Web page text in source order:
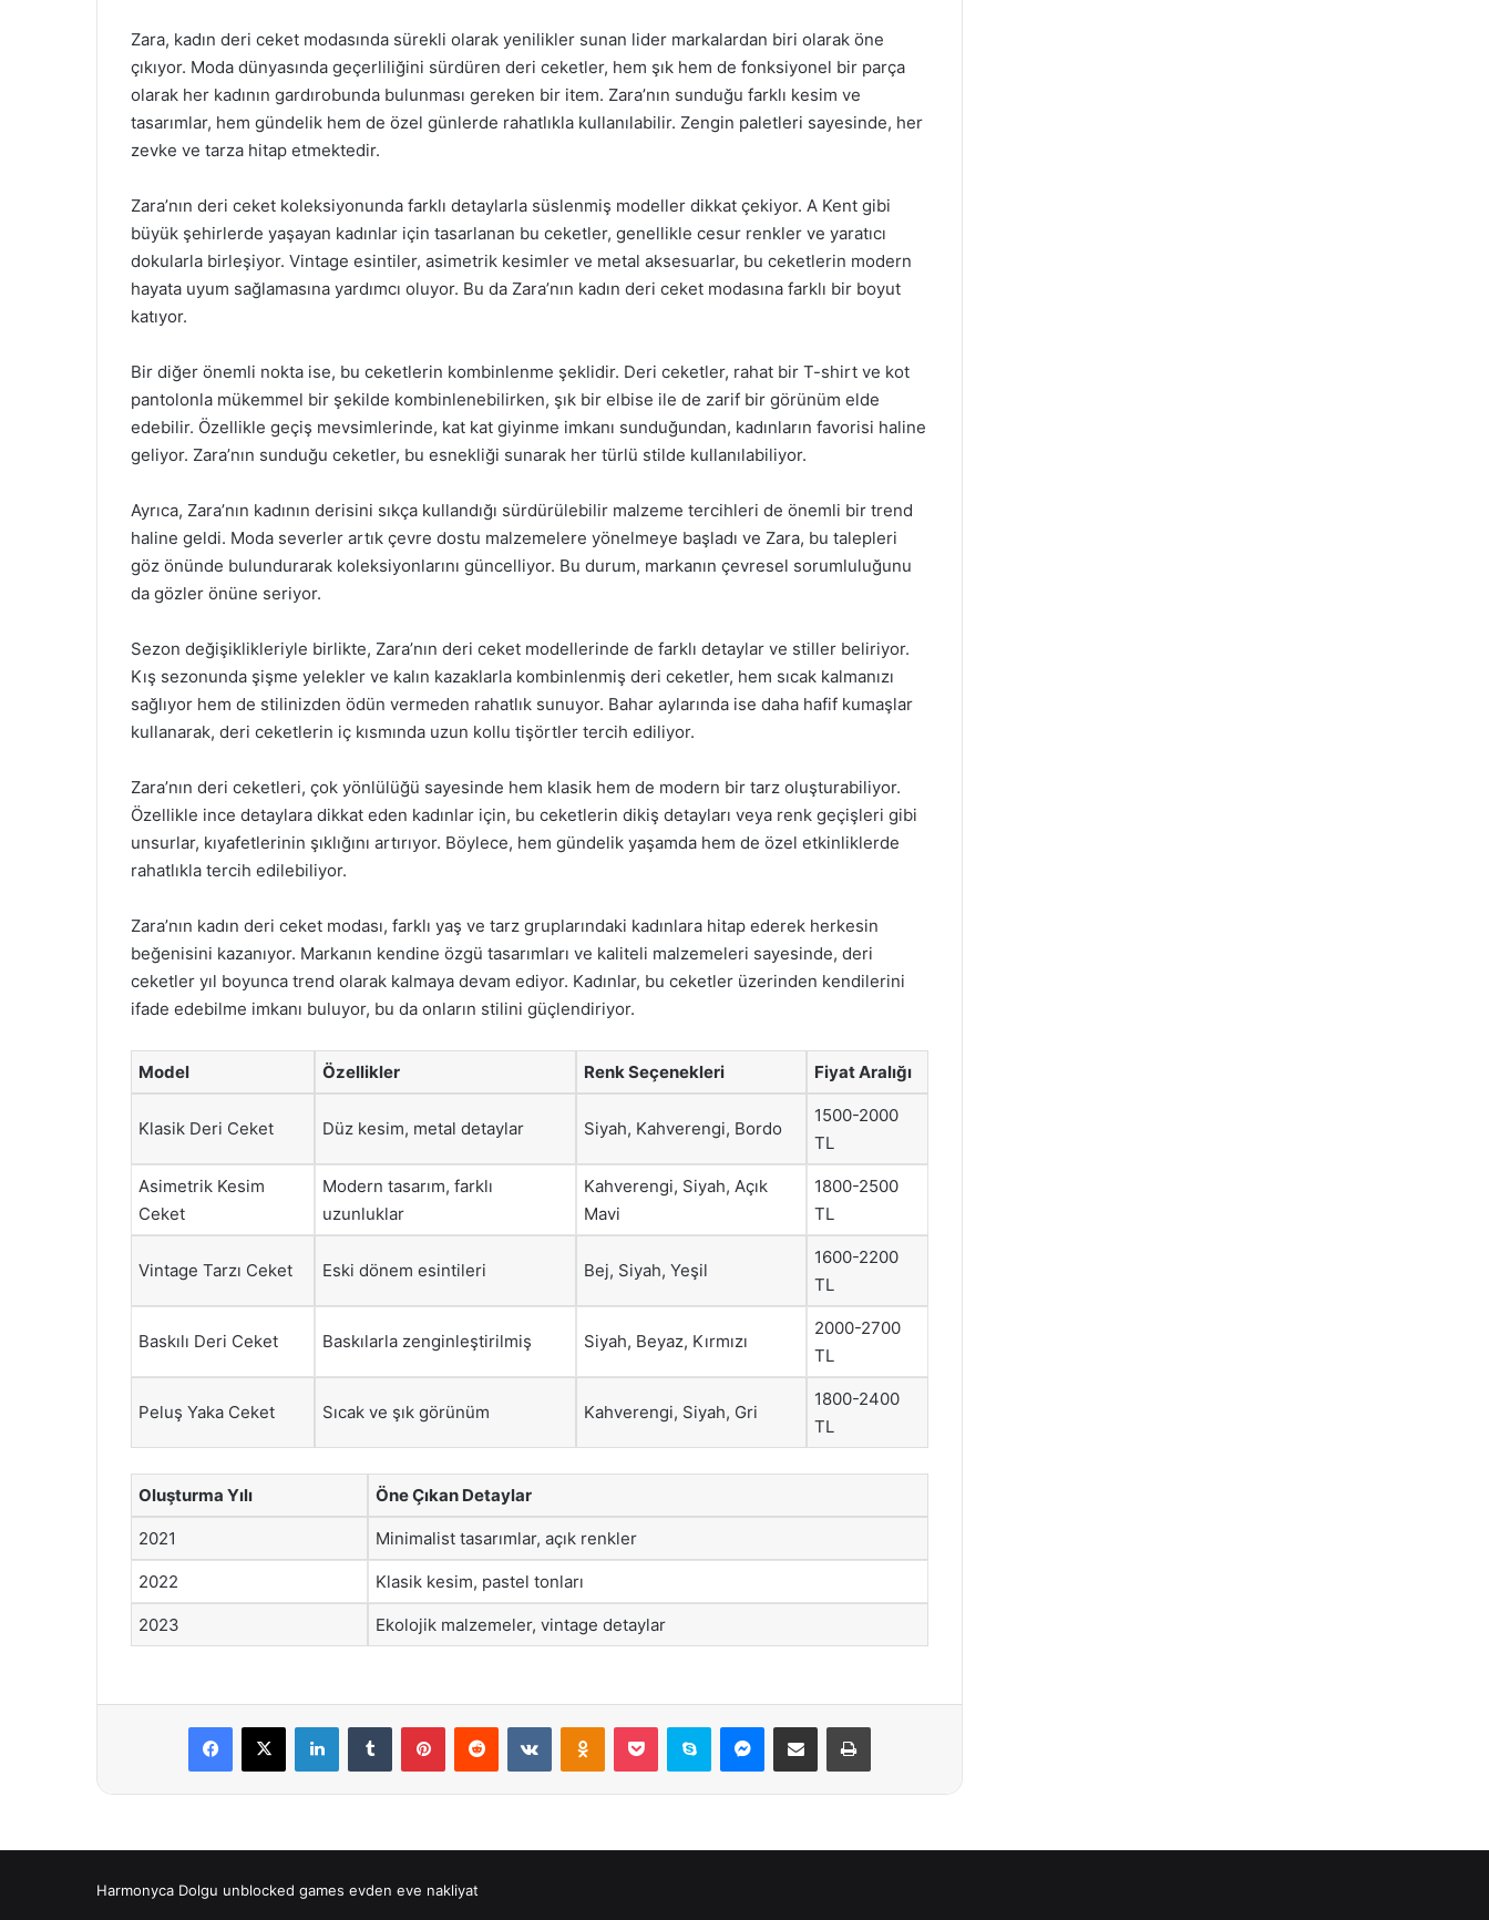
Zara, kadın deri ceket modasında sürekli olarak yenilikler sunan lider markalardan biri olarak öne
çıkıyor. Moda dünyasında geçerliliğini sürdüren deri ceketler, hem şık hem de fonksiyonel bir parça
olarak her kadının gardırobunda bulunması gereken bir item. Zara’nın sunduğu farklı kesim ve
tasarımlar, hem gündelik hem de özel günlerde rahatlıkla kullanılabilir. Zengin paletleri sayesinde, her
zevke ve tarza hitap etmektedir.
Zara’nın deri ceket koleksiyonunda farklı detaylarla süslenmiş modeller dikkat çekiyor. A Kent gibi
büyük şehirlerde yaşayan kadınlar için tasarlanan bu ceketler, genellikle cesur renkler ve yaratıcı
dokularla birleşiyor. Vintage esintiler, asimetrik kesimler ve metal aksesuarlar, bu ceketlerin modern
hayata uyum sağlamasına yardımcı oluyor. Bu da Zara’nın kadın deri ceket modasına farklı bir boyut
katıyor.
Bir diğer önemli nokta ise, bu ceketlerin kombinlenme şeklidir. Deri ceketler, rahat bir T-shirt ve kot
pantolonla mükemmel bir şekilde kombinlenebilirken, şık bir elbise ile de zarif bir görünüm elde
edebilir. Özellikle geçiş mevsimlerinde, kat kat giyinme imkanı sunduğundan, kadınların favorisi haline
geliyor. Zara’nın sunduğu ceketler, bu esnekliği sunarak her türlü stilde kullanılabiliyor.
Ayrıca, Zara’nın kadının derisini sıkça kullandığı sürdürülebilir malzeme tercihleri de önemli bir trend
haline geldi. Moda severler artık çevre dostu malzemelere yönelmeye başladı ve Zara, bu talepleri
göz önünde bulundurarak koleksiyonlarını güncelliyor. Bu durum, markanın çevresel sorumluluğunu
da gözler önüne seriyor.
Sezon değişiklikleriyle birlikte, Zara’nın deri ceket modellerinde de farklı detaylar ve stiller beliriyor.
Kış sezonunda şişme yelekler ve kalın kazaklarla kombinlenmiş deri ceketler, hem sıcak kalmanızı
sağlıyor hem de stilinizden ödün vermeden rahatlık sunuyor. Bahar aylarında ise daha hafif kumaşlar
kullanarak, deri ceketlerin iç kısmında uzun kollu tişörtler tercih ediliyor.
Zara’nın deri ceketleri, çok yönlülüğü sayesinde hem klasik hem de modern bir tarz oluşturabiliyor.
Özellikle ince detaylara dikkat eden kadınlar için, bu ceketlerin dikiş detayları veya renk geçişleri gibi
unsurlar, kıyafetlerinin şıklığını artırıyor. Böylece, hem gündelik yaşamda hem de özel etkinliklerde
rahatlıkla tercih edilebiliyor.
Zara’nın kadın deri ceket modası, farklı yaş ve tarz gruplarındaki kadınlara hitap ederek herkesin
beğenisini kazanıyor. Markanın kendine özgü tasarımları ve kaliteli malzemeleri sayesinde, deri
ceketler yıl boyunca trend olarak kalmaya devam ediyor. Kadınlar, bu ceketler üzerinden kendilerini
ifade edebilme imkanı buluyor, bu da onların stilini güçlendiriyor.
Model Özellikler Renk Seçenekleri Fiyat Aralığı
Klasik Deri Ceket Düz kesim, metal detaylar Siyah, Kahverengi, Bordo
1500-2000
TL
Asimetrik Kesim
Ceket
Modern tasarım, farklı
uzunluklar
Kahverengi, Siyah, Açık
Mavi
1800-2500
TL
Vintage Tarzı Ceket Eski dönem esintileri Bej, Siyah, Yeşil
1600-2200
TL
Baskılı Deri Ceket Baskılarla zenginleştirilmiş Siyah, Beyaz, Kırmızı
2000-2700
TL
Peluş Yaka Ceket Sıcak ve şık görünüm Kahverengi, Siyah, Gri
1800-2400
TL
Oluşturma Yılı Öne Çıkan Detaylar
2021 Minimalist tasarımlar, açık renkler
2022 Klasik kesim, pastel tonları
2023 Ekolojik malzemeler, vintage detaylar
Facebook
X LinkedInTumblr PinterestReddit VKontakteOdnoklassniki
Pocket Skype Messenger
E-Posta ile paylaş Yazdır
Harmonyca Dolgu unblocked games evden eve nakliyat